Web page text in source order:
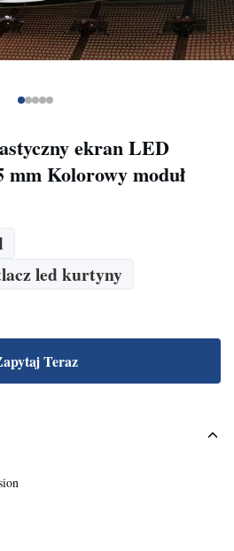
ekran LED
Kolorowy moduł
led kurtyny
Teraz